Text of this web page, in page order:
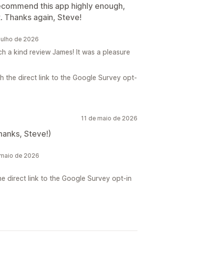
this app highly enough,
again, Steve!
de 2026
a kind review James! It was a pleasure
the direct link to the Google Survey opt-
11 de maio de 2026
Steve!)
de 2026
direct link to the Google Survey opt-in